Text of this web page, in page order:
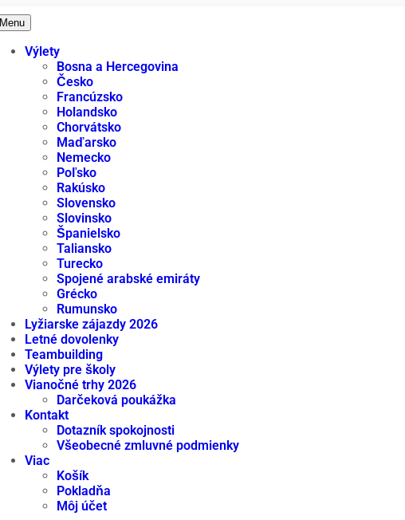
Menu
Výlety
Bosna a Hercegovina
Česko
Francúzsko
Holandsko
Chorvátsko
Maďarsko
Nemecko
Poľsko
Rakúsko
Slovensko
Slovinsko
Španielsko
Taliansko
Turecko
Spojené arabské emiráty
Grécko
Rumunsko
Lyžiarske zájazdy 2026
Letné dovolenky
Teambuilding
Výlety pre školy
Vianočné trhy 2026
Darčeková poukážka
Kontakt
Dotazník spokojnosti
Všeobecné zmluvné podmienky
Viac
Košík
Pokladňa
Môj účet